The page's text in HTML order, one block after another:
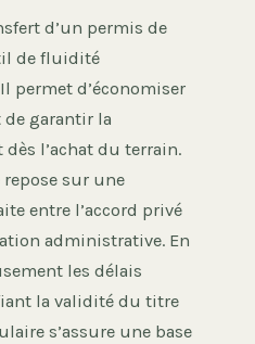
d’un permis de
de fluidité
permet d’économiser
garantir la
l’achat du terrain.
sur une
entre l’accord privé
administrative. En
les délais
la validité du titre
s’assure une base